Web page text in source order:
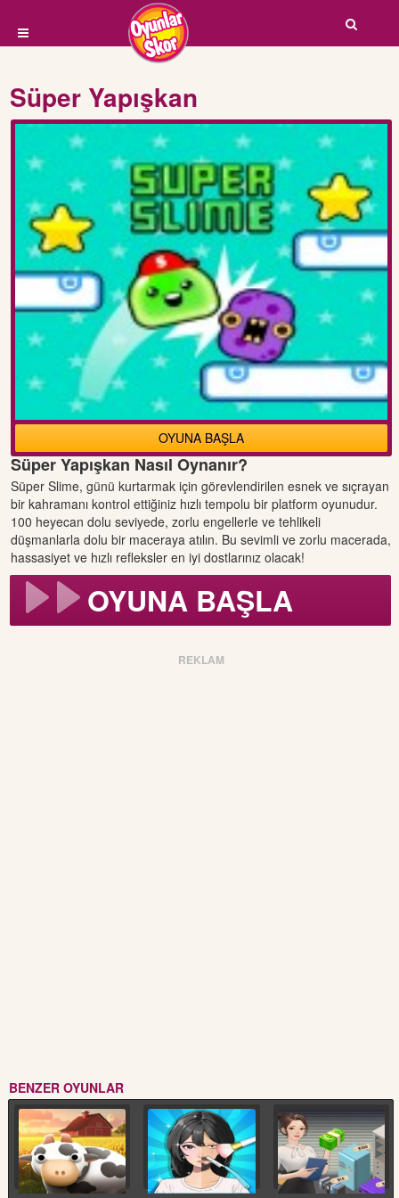
Süper Yapışkan
OYUNA BAŞLA
Süper Yapışkan Nasıl Oynanır?
Süper Slime, günü kurtarmak için görevlendirilen esnek ve sıçrayan
bir kahramanı kontrol ettiğiniz hızlı tempolu bir platform oyunudur.
100 heyecan dolu seviyede, zorlu engellerle ve tehlikeli
düşmanlarla dolu bir maceraya atılın. Bu sevimli ve zorlu macerada,
hassasiyet ve hızlı refleksler en iyi dostlarınız olacak!
OYUNA BAŞLA
REKLAM
BENZER OYUNLAR